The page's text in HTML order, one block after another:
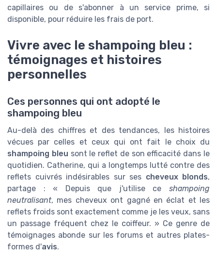
capillaires ou de s'abonner à un service prime, si
disponible, pour réduire les frais de port.
Vivre avec le shampoing bleu :
témoignages et histoires
personnelles
Ces personnes qui ont adopté le
shampoing bleu
Au-delà des chiffres et des tendances, les histoires
vécues par celles et ceux qui ont fait le choix du
shampoing bleu sont le reflet de son efficacité dans le
quotidien. Catherine, qui a longtemps lutté contre des
reflets cuivrés indésirables sur ses cheveux blonds,
partage : « Depuis que j'utilise ce shampoing
neutralisant, mes cheveux ont gagné en éclat et les
reflets froids sont exactement comme je les veux, sans
un passage fréquent chez le coiffeur. » Ce genre de
témoignages abonde sur les forums et autres plates-
formes d'avis.